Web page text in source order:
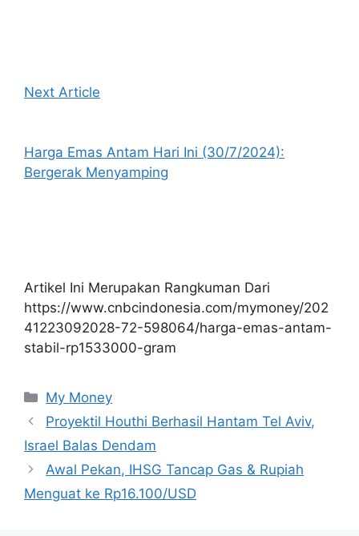
Next Article
Harga Emas Antam Hari Ini (30/7/2024):
Bergerak Menyamping
Artikel Ini Merupakan Rangkuman Dari
https://www.cnbcindonesia.com/mymoney/202
41223092028-72-598064/harga-emas-antam-
stabil-rp1533000-gram
Kategori
My Money
Proyektil Houthi Berhasil Hantam Tel Aviv,
Israel Balas Dendam
Awal Pekan, IHSG Tancap Gas & Rupiah
Menguat ke Rp16.100/USD